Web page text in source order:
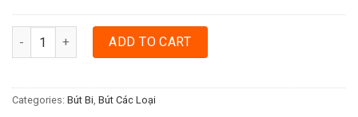
BÚT BI THIÊN LONG TL34 JOLLEE - ĐỎ quantity
ADD TO CART
Categories: Bút Bi Bút Các Loại